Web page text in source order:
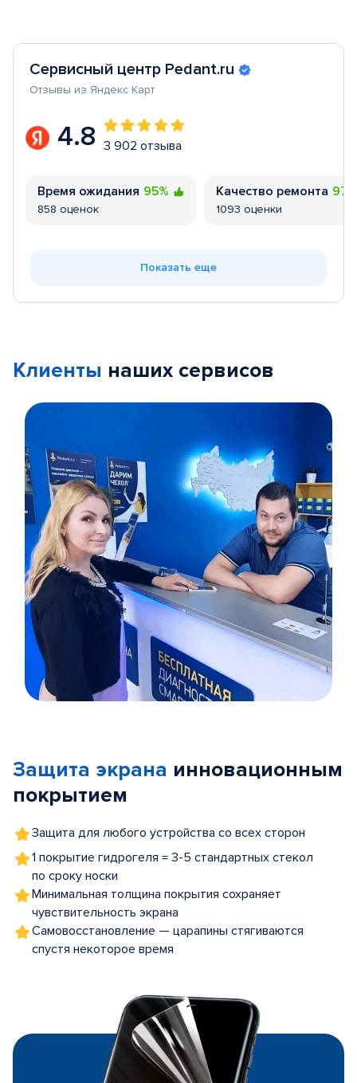
Сервисный центр Pedant.ru
Отзывы из Яндекс Карт
4.8 3 902 отзыва
Время ожидания 95%
858 оценок
Качество ремонта
1093 оценки
Показать еще
Клиенты наших сервисов
5
Защита экрана инновационным
покрытием
Защита для любого устройства со всех сторон
1 покрытие гидрогеля = 3-5 стандартных стекол
по сроку носки
Минимальная толщина покрытия сохраняет
чувствительность экрана
Самовосстановление — царапины стягиваются
спустя некоторое время